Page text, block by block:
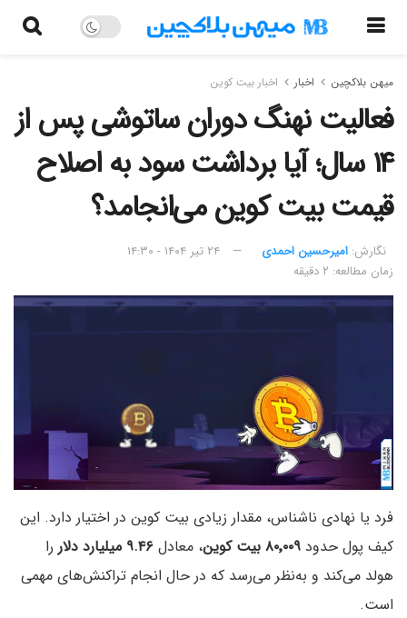
میهن بلاکچین اخبار اخبار بیت کوین
فعالیت نهنگ دوران ساتوشی پس از
۱۴ سال؛ آیا برداشت سود به اصلاح
قیمت بیت کوین می‌انجامد؟
نگارش:‌ امیرحسین احمدی
۲۴ تیر ۱۴۰۴ - ۱۴:۳۰
زمان مطالعه: ۲ دقیقه
فرد یا نهادی ناشناس، مقدار زیادی بیت کوین در اختیار دارد. این
کیف‌ پول حدود ۸۰٬۰۰۹ بیت کوین ، معادل ۹.۴۶ میلیارد دلار
را
هولد می‌کند و به‌‌نظر می‌رسد که در حال انجام تراکنش‌های مهمی
است.